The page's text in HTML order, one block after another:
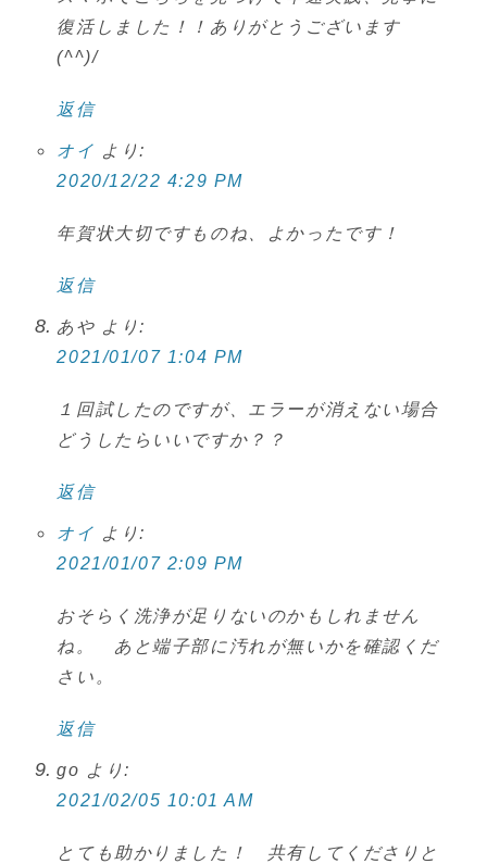
復活しました！！ありがとうございます
(^^)/
返信
オイ より:
2020/12/22 4:29 PM
年賀状大切ですものね、よかったです！
返信
あや より:
2021/01/07 1:04 PM
１回試したのですが、エラーが消えない場合
どうしたらいいですか？？
返信
オイ より:
2021/01/07 2:09 PM
おそらく洗浄が足りないのかもしれません
ね。 あと端子部に汚れが無いかを確認くだ
さい。
返信
go より:
2021/02/05 10:01 AM
とても助かりました！ 共有してくださりと